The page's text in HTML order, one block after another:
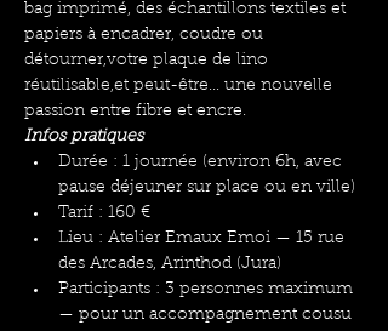
bag imprimé, des échantillons textiles et
papiers à encadrer, coudre ou
détourner,votre plaque de lino
réutilisable,et peut-être... une nouvelle
passion entre fibre et encre.
Infos pratiques
Durée : 1 journée (environ 6h, avec
pause déjeuner sur place ou en ville)
Tarif : 160 €
Lieu : Atelier Emaux Emoi — 15 rue
des Arcades, Arinthod (Jura)
Participants : 3 personnes maximum
— pour un accompagnement cousu